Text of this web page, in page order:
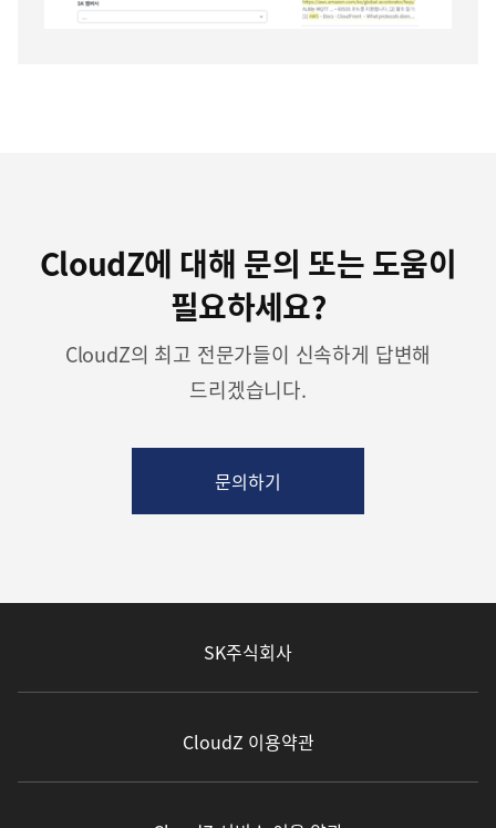
CloudZ에 대해 문의 또는 도움이
필요하세요?
CloudZ의 최고 전문가들이 신속하게 답변해
드리겠습니다.
문의하기
SK주식회사
CloudZ 이용약관